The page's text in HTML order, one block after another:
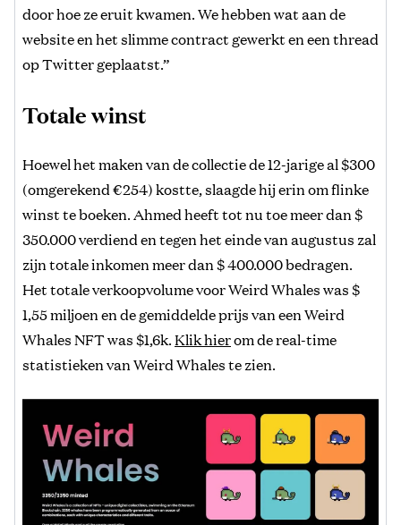
door hoe ze eruit kwamen. We hebben wat aan de
website en het slimme contract gewerkt en een thread
op Twitter geplaatst.”
Totale winst
Hoewel het maken van de collectie de 12-jarige al $300
(omgerekend €254) kostte, slaagde hij erin om flinke
winst te boeken. Ahmed heeft tot nu toe meer dan $
350.000 verdiend en tegen het einde van augustus zal
zijn totale inkomen meer dan $ 400.000 bedragen.
Het totale verkoopvolume voor Weird Whales was $
1,55 miljoen en de gemiddelde prijs van een Weird
Whales NFT was $1,6k.Klik hierom de real-time
statistieken van Weird Whales te zien.